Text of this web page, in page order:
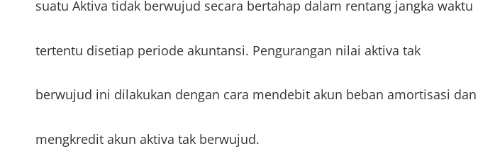
suatu Aktiva tidak berwujud secara bertahap dalam rentang jangka waktu
tertentu disetiap periode akuntansi. Pengurangan nilai aktiva tak
berwujud ini dilakukan dengan cara mendebit akun beban amortisasi dan
mengkredit akun aktiva tak berwujud.